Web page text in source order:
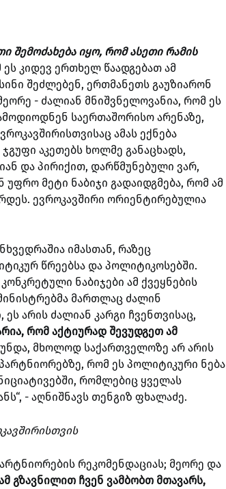
შემოძახება იყო, რომ ასეთი რამის
კიდევ ერთხელ წაადგებათ ამ
შეძლებენ, ერთმანეთს გაუზიარონ
- ძალიან მნიშვნელოვანია, რომ ეს
საერთაშორისო არენაზე,
ამას ექნება
აკეთებს ხოლმე განაცხადს,
და პირიქით, დარწმუნებული ვარ,
მეტი ნაბიჯი გადაიდგმება, რომ ამ
ევროკავშირი ორიენტირებულია
იმასთან, რაზეც
წრეებსა და პოლიტიკოსებში.
ნაბიჯები ამ ქვეყნების
მართლაც ძალინ
არის ძალიან კარგი ჩვენთვისაც,
რომ აქტიურად შევუდგეთ ამ
უნდა, მხოლოდ საქართველოზე არ არის
რომ ეს პოლიტიკური ნება
რომლებიც ყველას
- აღნიშნავს თენგიზ ფხალაძე.
რეკომენდაციას; მეორე და
გზავნილით ჩვენ ვამბობთ მთავარს,